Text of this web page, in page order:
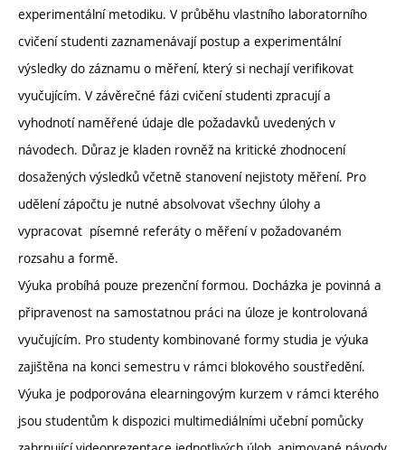
experimentální metodiku. V průběhu vlastního laboratorního
cvičení studenti zaznamenávají postup a experimentální
výsledky do záznamu o měření, který si nechají verifikovat
vyučujícím. V závěrečné fázi cvičení studenti zpracují a
vyhodnotí naměřené údaje dle požadavků uvedených v
návodech. Důraz je kladen rovněž na kritické zhodnocení
dosažených výsledků včetně stanovení nejistoty měření. Pro
udělení zápočtu je nutné absolvovat všechny úlohy a
vypracovat písemné referáty o měření v požadovaném
rozsahu a formě.
Výuka probíhá pouze prezenční formou. Docházka je povinná a
připravenost na samostatnou práci na úloze je kontrolovaná
vyučujícím. Pro studenty kombinované formy studia je výuka
zajištěna na konci semestru v rámci blokového soustředění.
Výuka je podporována elearningovým kurzem v rámci kterého
jsou studentům k dispozici multimediálními učební pomůcky